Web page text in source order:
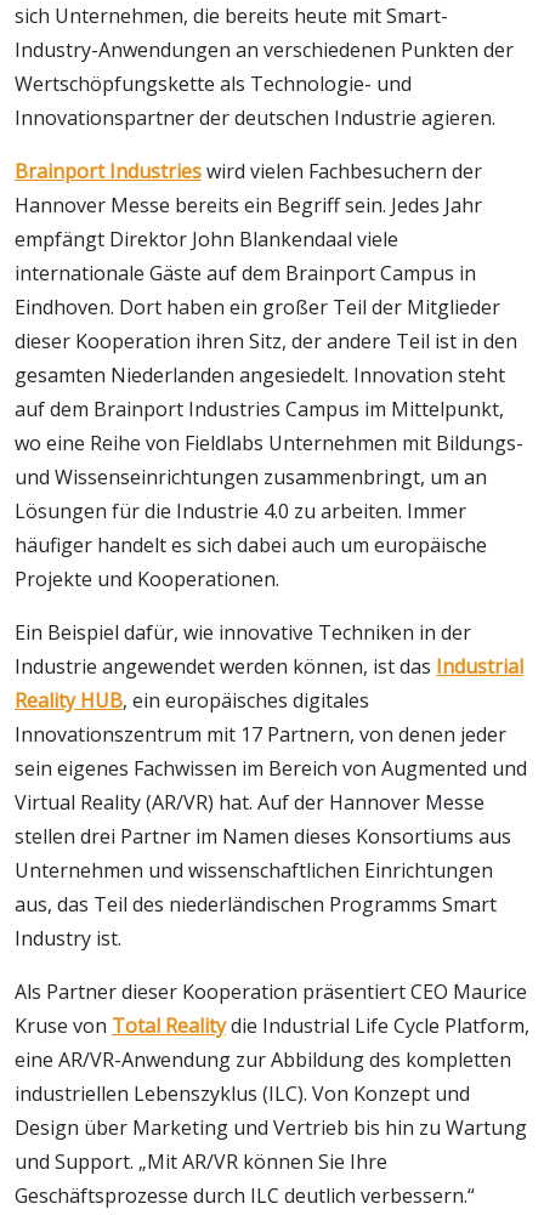
sich Unternehmen, die bereits heute mit Smart-
Industry-Anwendungen an verschiedenen Punkten der
Wertschöpfungskette als Technologie- und
Innovationspartner der deutschen Industrie agieren.
Brainport Industrieswird vielen Fachbesuchern der
Hannover Messe bereits ein Begriff sein. Jedes Jahr
empfängt Direktor John Blankendaal viele
internationale Gäste auf dem Brainport Campus in
Eindhoven. Dort haben ein großer Teil der Mitglieder
dieser Kooperation ihren Sitz, der andere Teil ist in den
gesamten Niederlanden angesiedelt. Innovation steht
auf dem Brainport Industries Campus im Mittelpunkt,
wo eine Reihe von Fieldlabs Unternehmen mit Bildungs-
und Wissenseinrichtungen zusammenbringt, um an
Lösungen für die Industrie 4.0 zu arbeiten. Immer
häufiger handelt es sich dabei auch um europäische
Projekte und Kooperationen.
Ein Beispiel dafür, wie innovative Techniken in der
Industrie angewendet werden können, ist das Industrial
Reality HUB, ein europäisches digitales
Innovationszentrum mit 17 Partnern, von denen jeder
sein eigenes Fachwissen im Bereich von Augmented und
Virtual Reality (AR/VR) hat. Auf der Hannover Messe
stellen drei Partner im Namen dieses Konsortiums aus
Unternehmen und wissenschaftlichen Einrichtungen
aus, das Teil des niederländischen Programms Smart
Industry ist.
Als Partner dieser Kooperation präsentiert CEO Maurice
Kruse von Total Realitydie Industrial Life Cycle Platform,
eine AR/VR-Anwendung zur Abbildung des kompletten
industriellen Lebenszyklus (ILC). Von Konzept und
Design über Marketing und Vertrieb bis hin zu Wartung
und Support. „Mit AR/VR können Sie Ihre
Geschäftsprozesse durch ILC deutlich verbessern.“